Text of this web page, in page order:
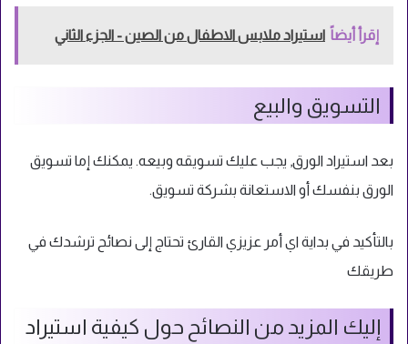
إقرأ أيضاً استيراد ملابس الاطفال من الصين - الجزء الثاني
التسويق والبيع
بعد استيراد الورق, يجب عليك تسويقه وبيعه. يمكنك إما تسويق
الورق بنفسك أو الاستعانة بشركة تسويق.
بالتأكيد في بداية اي أمر عزيزي القارئ تحتاج إلى نصائح ترشدك في
طريقك
إليك المزيد من النصائح حول كيفية استيراد